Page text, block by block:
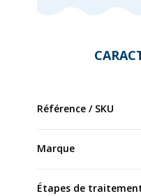
Référence / SKU
Marque
Étapes de